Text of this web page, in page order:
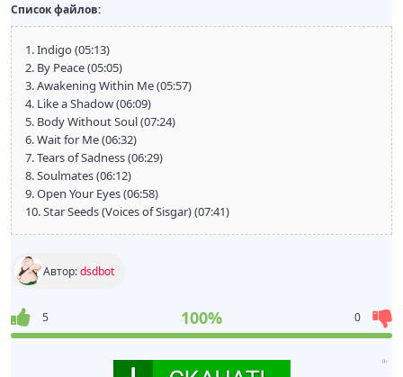
Список файлов:
1. Indigo (05:13)
2. By Peace (05:05)
3. Awakening Within Me (05:57)
4. Like a Shadow (06:09)
5. Body Without Soul (07:24)
6. Wait for Me (06:32)
7. Tears of Sadness (06:29)
8. Soulmates (06:12)
9. Open Your Eyes (06:58)
10. Star Seeds (Voices of Sisgar) (07:41)
Автор:dsdbot
5 100% 0